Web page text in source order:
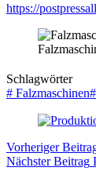
https://
Schlagwörter
# Falzmaschinen#
Vorheriger
NächsterBeitrag